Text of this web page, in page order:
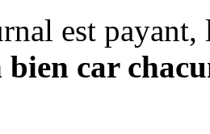
est payant,
car